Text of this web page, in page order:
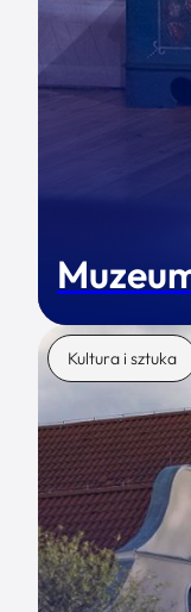
Kultura i sztuka